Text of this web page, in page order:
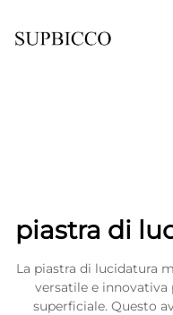
piastra di
La piastra di lucidatura
versatile e
superficiale. Questo